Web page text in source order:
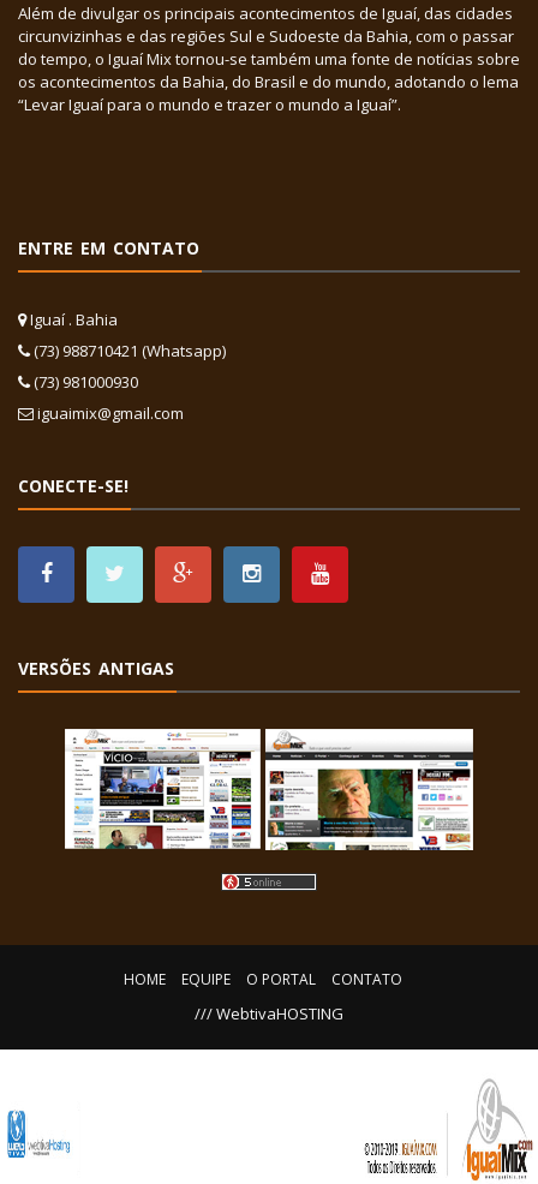
Além de divulgar os principais acontecimentos de Iguaí, das cidades
circunvizinhas e das regiões Sul e Sudoeste da Bahia, com o passar
do tempo, o Iguaí Mix tornou-se também uma fonte de notícias sobre
os acontecimentos da Bahia, do Brasil e do mundo, adotando o lema
“Levar Iguaí para o mundo e trazer o mundo a Iguaí”.
ENTRE EM CONTATO
Iguaí . Bahia
(73) 988710421 (Whatsapp)
(73) 981000930
iguaimix@gmail.com
CONECTE-SE!
VERSÕES ANTIGAS
HOME EQUIPE O PORTAL CONTATO
/// WebtivaHOSTING